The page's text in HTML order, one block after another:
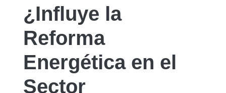
¿Influye la
Reforma
Energética en el
Sector